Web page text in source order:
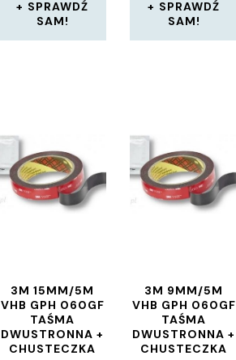
SPRAWDŹ
SAM!
SPRAWDŹ
SAM!
3M 15MM/5M
VHB GPH 060GF
TAŚMA
DWUSTRONNA +
CHUSTECZKA
3M 9MM/5M
VHB GPH 060GF
TAŚMA
DWUSTRONNA +
CHUSTECZKA